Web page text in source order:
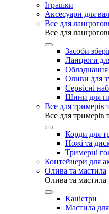
Іграшки
Аксесуари для
Все для
Все для
Засоби
Ланцюги
Обладнання
Оливи для
Сервісні
Шини для
Все для тримерів
Все для тримерів
Корди для
Ножі та
Тримерні
Контейнери для
Олива та мастила
Олива та мастила
Каністри
Мастила